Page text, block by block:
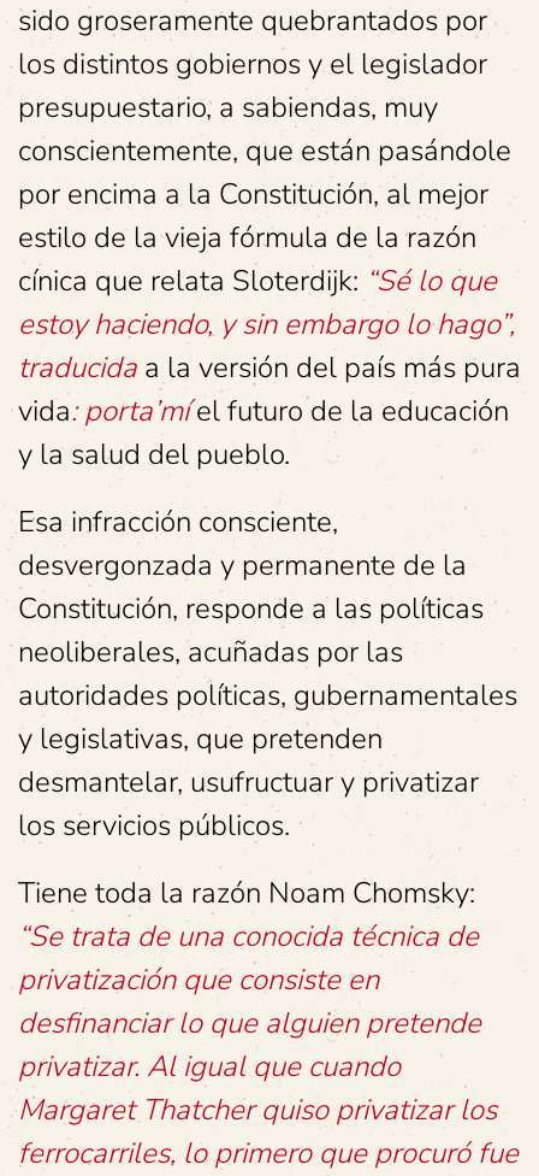
sido groseramente quebrantados por
los distintos gobiernos y el legislador
presupuestario, a sabiendas, muy
conscientemente, que están pasándole
por encima a la Constitución, al mejor
estilo de la vieja fórmula de la razón
cínica que relata Sloterdijk: “Sé lo que
estoy haciendo, y sin embargo lo hago”,
traducida a la versión del país más pura
vida: porta’míel futuro de la educación
y la salud del pueblo.
Esa infracción consciente,
desvergonzada y permanente de la
Constitución, responde a las políticas
neoliberales, acuñadas por las
autoridades políticas, gubernamentales
y legislativas, que pretenden
desmantelar, usufructuar y privatizar
los servicios públicos.
Tiene toda la razón Noam Chomsky:
“Se trata de una conocida técnica de
privatización que consiste en
desfinanciar lo que alguien pretende
privatizar. Al igual que cuando
Margaret Thatcher quiso privatizar los
ferrocarriles, lo primero que procuró fue